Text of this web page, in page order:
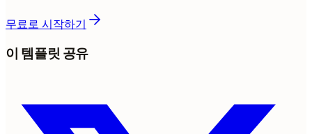
무료로 시작하기
이 템플릿 공유